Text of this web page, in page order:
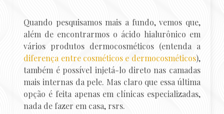
Quando pesquisamos mais a fundo, vemos que,
além de encontrarmos o ácido hialurônico em
vários produtos dermocosméticos (entenda a
diferença entre cosméticos e dermocosméticos),
também é possível injetá-lo direto nas camadas
mais internas da pele. Mas claro que essa última
opção é feita apenas em clínicas especializadas,
nada de fazer em casa, rsrs.